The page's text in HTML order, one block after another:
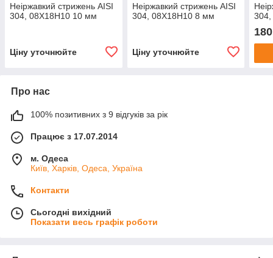
Неіржавкий стрижень AISI
304, 08Х18Н10 10 мм
Ціну уточнюйте
Неіржавкий стрижень AISI
304, 08Х18Н10 8 мм
Ціну уточнюйте
180
Про нас
100% позитивних з 9 відгуків за рік
Працює з 17.07.2014
м. Одеса
Київ, Харків, Одеса, Україна
Контакти
Сьогодні вихідний
Показати весь графік роботи